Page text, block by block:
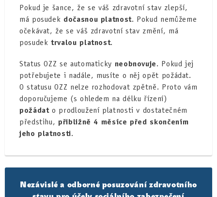
Pokud je šance, že se váš zdravotní stav zlepší,
má posudek dočasnou platnost. Pokud nemůžeme
očekávat, že se váš zdravotní stav změní, má
posudek trvalou platnost.
Status OZZ se automaticky neobnovuje. Pokud jej
potřebujete i nadále, musíte o něj opět požádat.
O statusu OZZ nelze rozhodovat zpětně. Proto vám
doporučujeme (s ohledem na délku řízení)
požádato prodloužení platnosti v dostatečném
předstihu,přibližně 4 měsíce před skončením
jeho platnosti.
Nezávislé a odborné posuzování zdravotního